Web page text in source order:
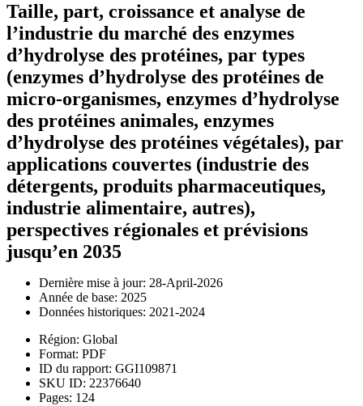
Taille, part, croissance et analyse de
l’industrie du marché des enzymes
d’hydrolyse des protéines, par types
(enzymes d’hydrolyse des protéines de
micro-organismes, enzymes d’hydrolyse
des protéines animales, enzymes
d’hydrolyse des protéines végétales), par
applications couvertes (industrie des
détergents, produits pharmaceutiques,
industrie alimentaire, autres),
perspectives régionales et prévisions
jusqu’en 2035
Dernière mise à jour: 28-April-2026
Année de base: 2025
Données historiques: 2021-2024
Région: Global
Format: PDF
ID du rapport: GGI109871
SKU ID: 22376640
Pages: 124